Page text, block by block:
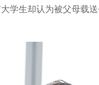
学生却认为被父母载